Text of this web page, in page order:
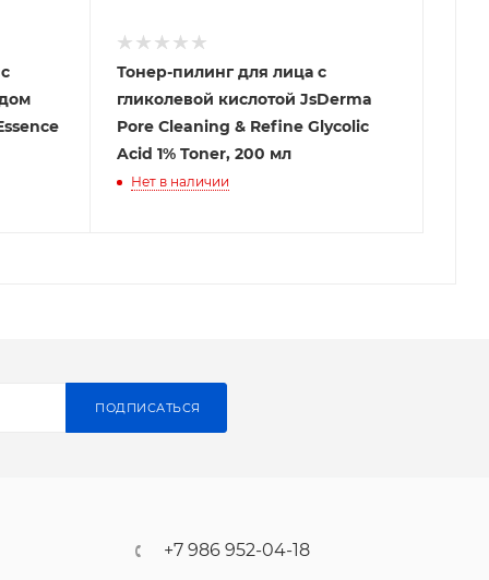
Тонер-пилинг для лица с
гликолевой кислотой JsDerma
Pore Cleaning & Refine Glycolic
Acid 1% Toner, 200 мл
Нет в наличии
ПОДПИСАТЬСЯ
+7 986 952-04-18